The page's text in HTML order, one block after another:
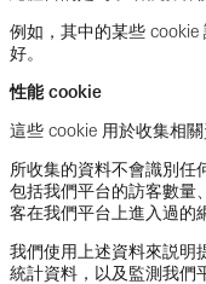
例如，其中的某些 cookie
好。
性能 cookie
這些 cookie 用於收集相
所收集的資料不會識別任
包括我們平台的訪客數量
客在我們平台上進入過的
我們使用上述資料來説明
統計資料，以及監測我們